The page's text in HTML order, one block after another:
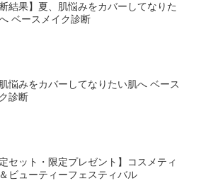
断結果】夏、肌悩みをカバーしてなりた
ベースメイク診断
悩みをカバーしてなりたい肌へ ベース
診断
定セット・限定プレゼント】コスメティ
ビューティーフェスティバル